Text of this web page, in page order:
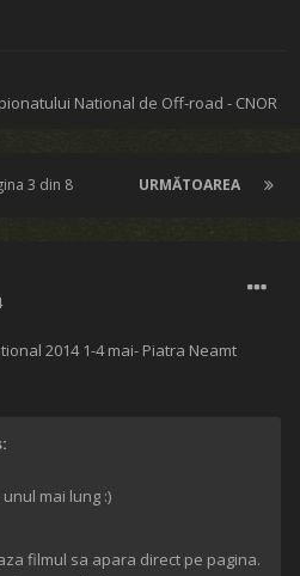
National de Off-road - CNOR
URMĂTOAREA
3 din 8
2014 1-4 mai- Piatra Neamt
mai lung :)
filmul sa apara direct pe pagina.